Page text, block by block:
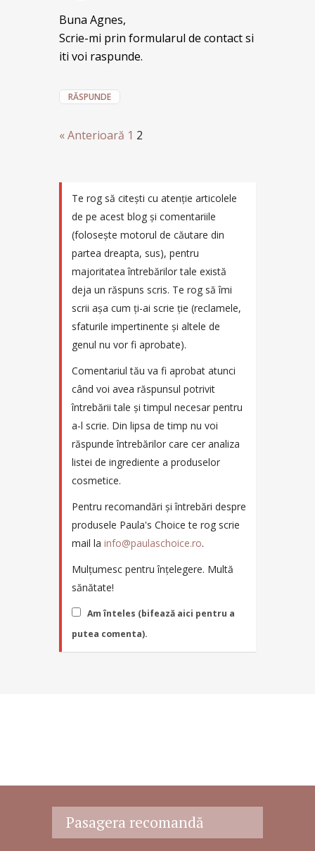
Buna Agnes,
Scrie-mi prin formularul de contact si
iti voi raspunde.
RĂSPUNDE
« Anterioară 1 2
Te rog să citești cu atenție articolele
de pe acest blog și comentariile
(folosește motorul de căutare din
partea dreapta, sus), pentru
majoritatea întrebărilor tale există
deja un răspuns scris. Te rog să îmi
scrii așa cum ți-ai scrie ție (reclamele,
sfaturile impertinente și altele de
genul nu vor fi aprobate).
Comentariul tău va fi aprobat atunci
când voi avea răspunsul potrivit
întrebării tale și timpul necesar pentru
a-l scrie. Din lipsa de timp nu voi
răspunde întrebărilor care cer analiza
listei de ingrediente a produselor
cosmetice.
Pentru recomandări și întrebări despre
produsele Paula's Choice te rog scrie
mail la info@paulaschoice.ro.
Mulțumesc pentru înțelegere. Multă
sănătate!
Am înteles (bifează aici pentru a
putea comenta).
Pasagera recomandă